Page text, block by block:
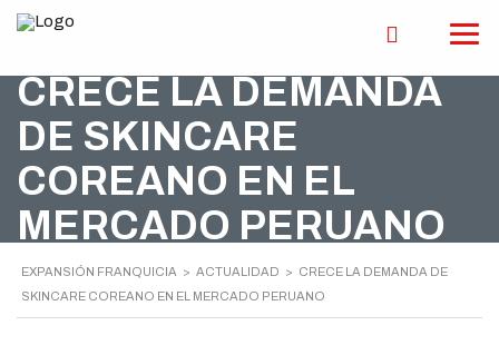
CRECE LA DEMANDA
DE SKINCARE
COREANO EN EL
MERCADO PERUANO
EXPANSIÓN FRANQUICIA > ACTUALIDAD > CRECE LA DEMANDA DE
SKINCARE COREANO EN EL MERCADO PERUANO